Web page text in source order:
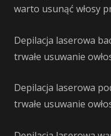
warto usunąć włosy
Depilacja laserowa
trwałe usuwanie
Depilacja laserowa
trwałe usuwanie